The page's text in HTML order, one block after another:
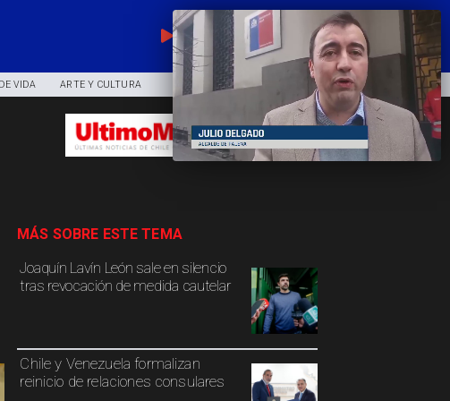
EN VIVO
VIDA ARTE Y CULTURA COMUNIDAD DEPORTES
Joaquín Lavín León sale en silencio
tras revocación de medida cautelar
Chile y Venezuela formalizan
reinicio de relaciones consulares
MÁS SOBRE ESTE TEMA